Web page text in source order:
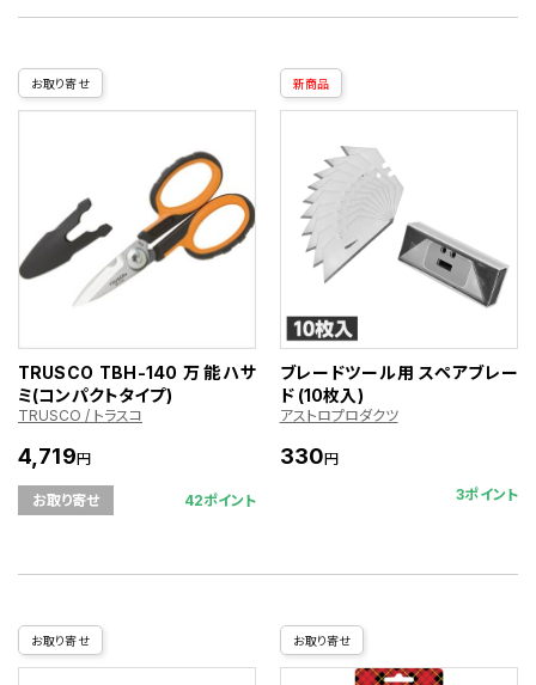
お取り寄せ
TRUSCO TBH-140 万能ハサ
ミ(コンパクトタイプ)
TRUSCO / トラスコ
4,719円
お取り寄せ 42ポイント
新商品
ブレードツール用 スペアブレー
ド (10枚入)
アストロプロダクツ
330円
3ポイント
お取り寄せ お取り寄せ